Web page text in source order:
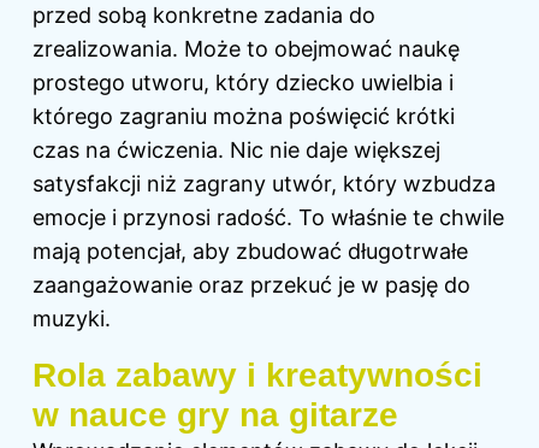
przed sobą konkretne zadania do
zrealizowania. Może to obejmować naukę
prostego utworu, który dziecko uwielbia i
którego zagraniu można poświęcić krótki
czas na ćwiczenia. Nic nie daje większej
satysfakcji niż zagrany utwór, który wzbudza
emocje i przynosi radość. To właśnie te chwile
mają potencjał, aby zbudować długotrwałe
zaangażowanie oraz przekuć je w pasję do
muzyki.
Rola zabawy i kreatywności
w nauce gry na gitarze